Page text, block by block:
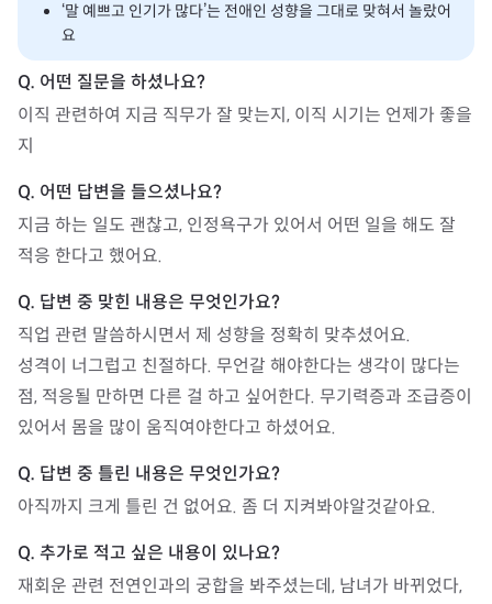
‘말 예쁘고 인기가 많다’는 전애인 성향을 그대로 맞혀서 놀랐어
요
이직 관련하여 지금 직무가 잘 맞는지, 이직 시기는 언제가 좋을
지
지금 하는 일도 괜찮고, 인정욕구가 있어서 어떤 일을 해도 잘
적응 한다고 했어요.
직업 관련 말씀하시면서 제 성향을 정확히 맞추셨어요.
성격이 너그럽고 친절하다. 무언갈 해야한다는 생각이 많다는
점, 적응될 만하면 다른 걸 하고 싶어한다. 무기력증과 조급증이
있어서 몸을 많이 움직여야한다고 하셨어요.
아직까지 크게 틀린 건 없어요. 좀 더 지켜봐야알것같아요.
재회운 관련 전연인과의 궁합을 봐주셨는데, 남녀가 바뀌었다,